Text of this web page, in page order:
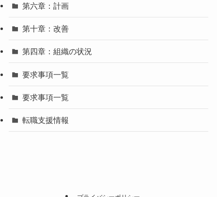
第六章：計画
第十章：改善
第四章：組織の状況
要求事項一覧
要求事項一覧
転職支援情報